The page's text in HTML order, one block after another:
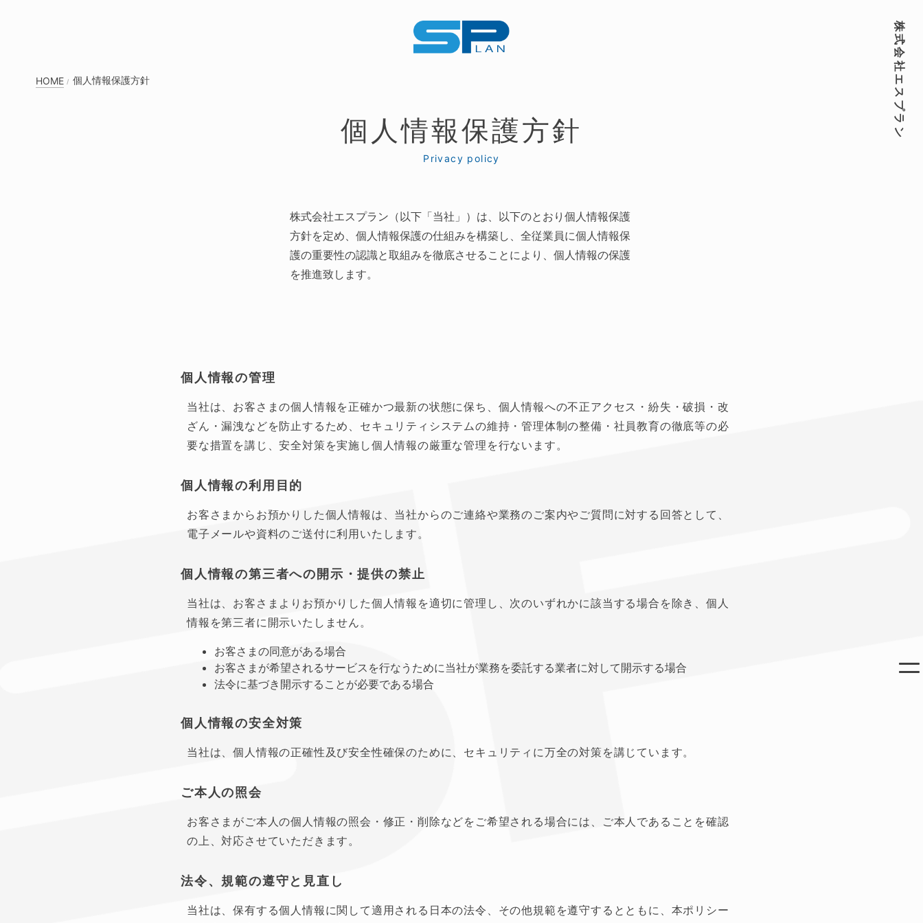
株式会社エスプラン
HOME 個人情報保護方針
個人情報保護方針
Privacy policy
株式会社エスプラン（以下「当社」）は、以下のとおり個人情報保護
方針を定め、個人情報保護の仕組みを構築し、全従業員に個人情報保
護の重要性の認識と取組みを徹底させることにより、個人情報の保護
を推進致します。
個人情報の管理
当社は、お客さまの個人情報を正確かつ最新の状態に保ち、個人情報への不正アクセス・紛失・破損・改
ざん・漏洩などを防止するため、セキュリティシステムの維持・管理体制の整備・社員教育の徹底等の必
要な措置を講じ、安全対策を実施し個人情報の厳重な管理を行ないます。
個人情報の利用目的
お客さまからお預かりした個人情報は、当社からのご連絡や業務のご案内やご質問に対する回答として、
電子メールや資料のご送付に利用いたします。
個人情報の第三者への開示・提供の禁止
当社は、お客さまよりお預かりした個人情報を適切に管理し、次のいずれかに該当する場合を除き、個人
情報を第三者に開示いたしません。
お客さまの同意がある場合
お客さまが希望されるサービスを行なうために当社が業務を委託する業者に対して開示する場合
法令に基づき開示することが必要である場合
個人情報の安全対策
当社は、個人情報の正確性及び安全性確保のために、セキュリティに万全の対策を講じています。
ご本人の照会
お客さまがご本人の個人情報の照会・修正・削除などをご希望される場合には、ご本人であることを確認
の上、対応させていただきます。
法令、規範の遵守と見直し
当社は、保有する個人情報に関して適用される日本の法令、その他規範を遵守するとともに、本ポリシー